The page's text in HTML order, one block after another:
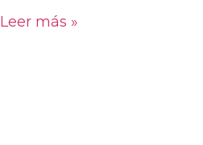
Leer más »